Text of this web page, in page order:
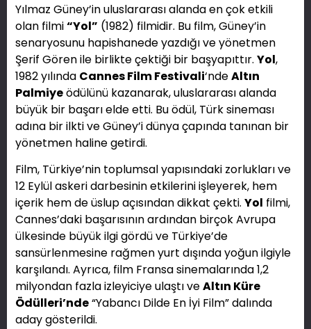
Yılmaz Güney’in uluslararası alanda en çok etkili
olan filmi“Yol” (1982) filmidir. Bu film, Güney’in
senaryosunu hapishanede yazdığı ve yönetmen
Şerif Gören ile birlikte çektiği bir başyapıttır. Yol,
1982 yılında Cannes Film Festivali‘ndeAltın
Palmiyeödülünü kazanarak, uluslararası alanda
büyük bir başarı elde etti. Bu ödül, Türk sineması
adına bir ilkti ve Güney’i dünya çapında tanınan bir
yönetmen haline getirdi.
Film, Türkiye’nin toplumsal yapısındaki zorlukları ve
12 Eylül askeri darbesinin etkilerini işleyerek, hem
içerik hem de üslup açısından dikkat çekti. Yol filmi,
Cannes’daki başarısının ardından birçok Avrupa
ülkesinde büyük ilgi gördü ve Türkiye’de
sansürlenmesine rağmen yurt dışında yoğun ilgiyle
karşılandı. Ayrıca, film Fransa sinemalarında 1,2
milyondan fazla izleyiciye ulaştı veAltın Küre
Ödülleri’nde“Yabancı Dilde En İyi Film” dalında
aday gösterildi.